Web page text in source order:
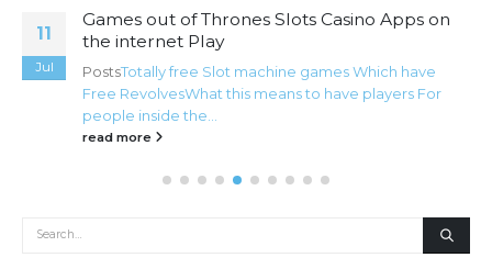
11
Jul
Games out of Thrones Slots Casino Apps on
the internet Play
PostsTotally free Slot machine games Which have
Free RevolvesWhat this means to have players For
people inside the...
read more